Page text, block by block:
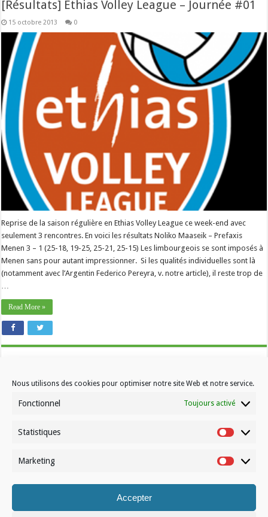
Nous utilisons des cookies pour optimiser notre site Web et notre service.
Fonctionnel Toujours activé
Statistiques
Marketing
Accepter
[Résultats] Ethias Volley League – Journée #01
15 octobre 2013 0
Reprise de la saison régulière en Ethias Volley League ce week-end avec
seulement 3 rencontres. En voici les résultats Noliko Maaseik – Prefaxis
Menen 3 – 1 (25-18, 19-25, 25-21, 25-15) Les limbourgeois se sont imposés à
Menen sans pour autant impressionner. Si les qualités individuelles sont là
(notamment avec l’Argentin Federico Pereyra, v. notre article), il reste trop de
…
Read More »
Contactez-nous
© Volleynews.be2026